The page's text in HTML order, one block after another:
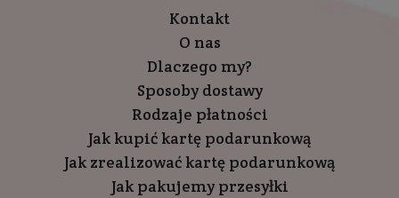
Kontakt
O nas
Dlaczego my?
Sposoby dostawy
Rodzaje płatności
Jak kupić kartę podarunkową
Jak zrealizować kartę podarunkową
Jak pakujemy przesyłki